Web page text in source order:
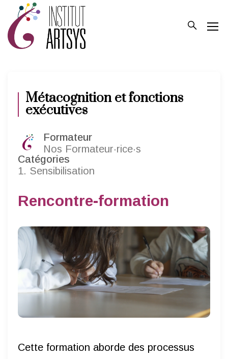
Métacognition et fonctions
exécutives
Formateur
Nos Formateur·rice·s
Catégories
1. Sensibilisation
Rencontre-formation
Cette formation aborde des processus